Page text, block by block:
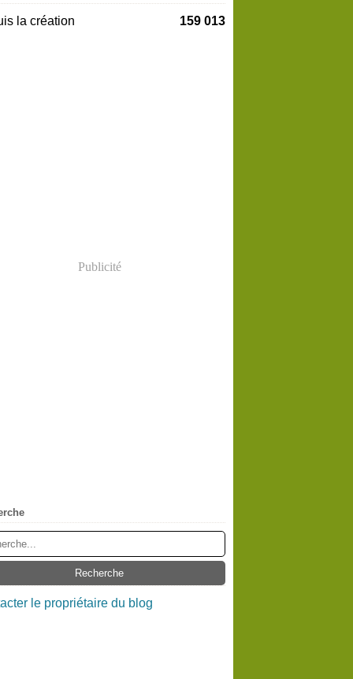
la création 159 013
Publicité
le propriétaire du blog